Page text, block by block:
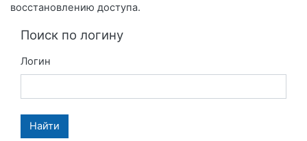
восстановлению доступа.
Поиск по логину
Логин